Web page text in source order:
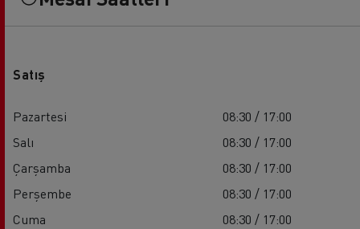
Satış
Pazartesi
08:30 / 17:00
Salı
08:30 / 17:00
Çarşamba
08:30 / 17:00
Perşembe
08:30 / 17:00
Cuma
08:30 / 17:00